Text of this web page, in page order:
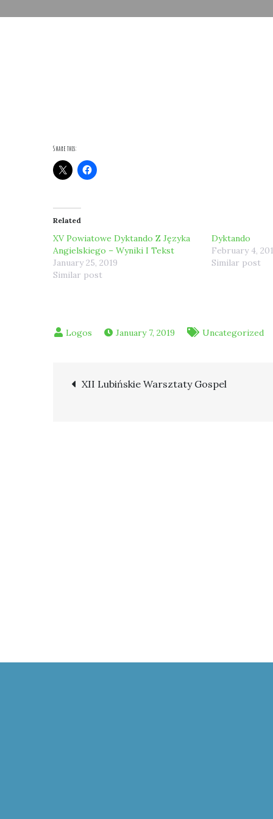
Share this:
Related
XV Powiatowe Dyktando Z Języka
Angielskiego – Wyniki I Tekst
January 25, 2019
Similar post
Dyktando
February 4,
Similar post
January 7, 2019 Uncategorized
Post
XII Lubińskie Warsztaty Gospel